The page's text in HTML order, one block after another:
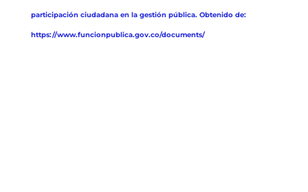
participación ciudadana en la gestión pública. Obtenido de:
https://www.funcionpublica.gov.co/documents/